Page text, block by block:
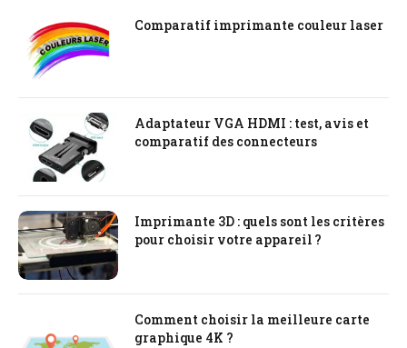
Comparatif imprimante couleur laser
Adaptateur VGA HDMI : test, avis et
comparatif des connecteurs
Imprimante 3D : quels sont les critères
pour choisir votre appareil ?
Comment choisir la meilleure carte
graphique 4K ?